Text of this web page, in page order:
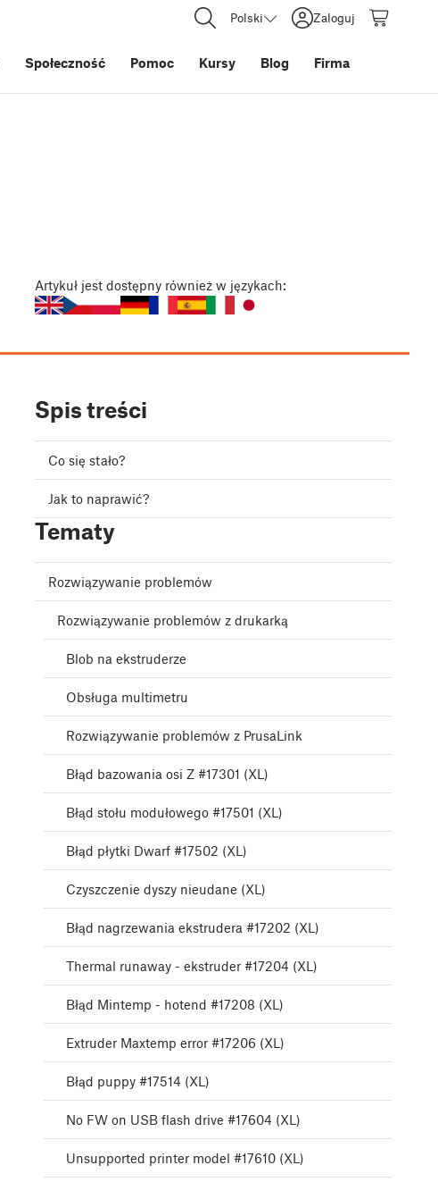
Polski Zaloguj
Społeczność Pomoc Kursy Blog Firma
Artykuł jest dostępny również w językach:
Spis treści
Co się stało?
Jak to naprawić?
Tematy
Rozwiązywanie problemów
Rozwiązywanie problemów z drukarką
Blob na ekstruderze
Obsługa multimetru
Rozwiązywanie problemów z PrusaLink
Błąd bazowania osi Z #17301 (XL)
Błąd stołu modułowego #17501 (XL)
Błąd płytki Dwarf #17502 (XL)
Czyszczenie dyszy nieudane (XL)
Błąd nagrzewania ekstrudera #17202 (XL)
Thermal runaway - ekstruder #17204 (XL)
Błąd Mintemp - hotend #17208 (XL)
Extruder Maxtemp error #17206 (XL)
Błąd puppy #17514 (XL)
No FW on USB flash drive #17604 (XL)
Unsupported printer model #17610 (XL)